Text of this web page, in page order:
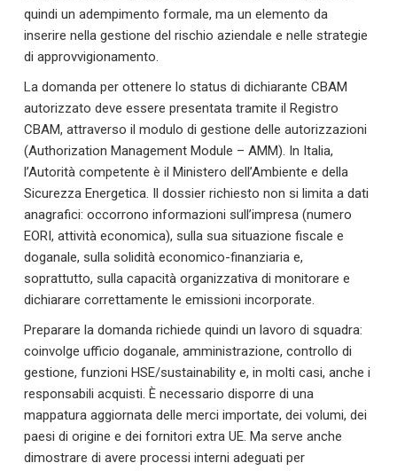
quindi un adempimento formale, ma un elemento da
inserire nella gestione del rischio aziendale e nelle strategie
di approvvigionamento.
La domanda per ottenere lo status di dichiarante CBAM
autorizzato deve essere presentata tramite il Registro
CBAM, attraverso il modulo di gestione delle autorizzazioni
(Authorization Management Module – AMM). In Italia,
l’Autorità competente è il Ministero dell’Ambiente e della
Sicurezza Energetica. Il dossier richiesto non si limita a dati
anagrafici: occorrono informazioni sull’impresa (numero
EORI, attività economica), sulla sua situazione fiscale e
doganale, sulla solidità economico-finanziaria e,
soprattutto, sulla capacità organizzativa di monitorare e
dichiarare correttamente le emissioni incorporate.
Preparare la domanda richiede quindi un lavoro di squadra:
coinvolge ufficio doganale, amministrazione, controllo di
gestione, funzioni HSE/sustainability e, in molti casi, anche i
responsabili acquisti. È necessario disporre di una
mappatura aggiornata delle merci importate, dei volumi, dei
paesi di origine e dei fornitori extra UE. Ma serve anche
dimostrare di avere processi interni adeguati per